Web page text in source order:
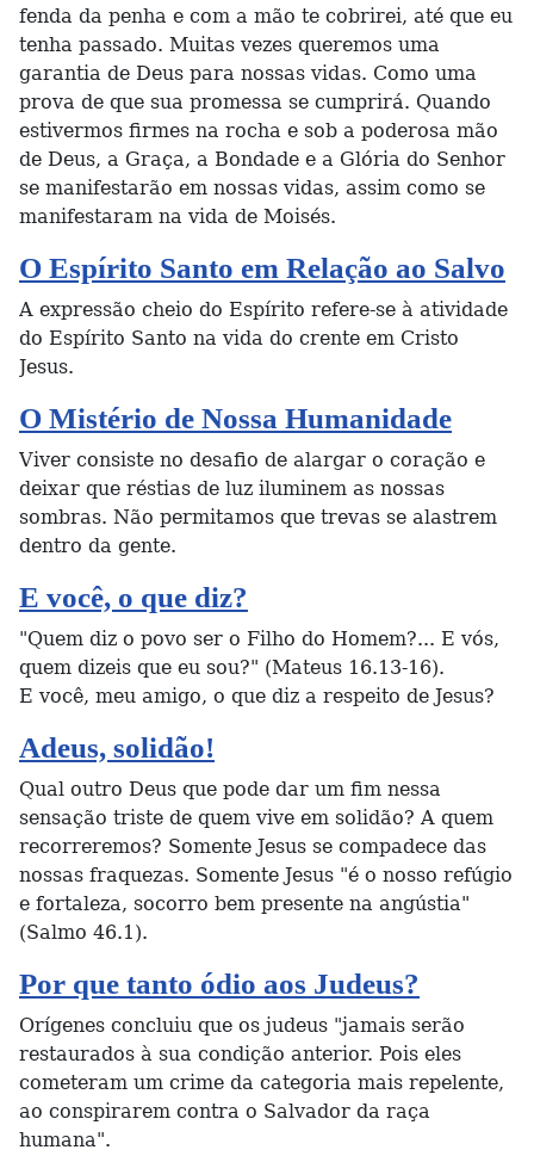
fenda da penha e com a mão te cobrirei, até que eu
tenha passado. Muitas vezes queremos uma
garantia de Deus para nossas vidas. Como uma
prova de que sua promessa se cumprirá. Quando
estivermos firmes na rocha e sob a poderosa mão
de Deus, a Graça, a Bondade e a Glória do Senhor
se manifestarão em nossas vidas, assim como se
manifestaram na vida de Moisés.
O Espírito Santo em Relação ao Salvo
A expressão cheio do Espírito refere-se à atividade
do Espírito Santo na vida do crente em Cristo
Jesus.
O Mistério de Nossa Humanidade
Viver consiste no desafio de alargar o coração e
deixar que réstias de luz iluminem as nossas
sombras. Não permitamos que trevas se alastrem
dentro da gente.
E você, o que diz?
"Quem diz o povo ser o Filho do Homem?... E vós,
quem dizeis que eu sou?" (Mateus 16.13-16).
E você, meu amigo, o que diz a respeito de Jesus?
Adeus, solidão!
Qual outro Deus que pode dar um fim nessa
sensação triste de quem vive em solidão? A quem
recorreremos? Somente Jesus se compadece das
nossas fraquezas. Somente Jesus "é o nosso refúgio
e fortaleza, socorro bem presente na angústia"
(Salmo 46.1).
Por que tanto ódio aos Judeus?
Orígenes concluiu que os judeus "jamais serão
restaurados à sua condição anterior. Pois eles
cometeram um crime da categoria mais repelente,
ao conspirarem contra o Salvador da raça
humana".